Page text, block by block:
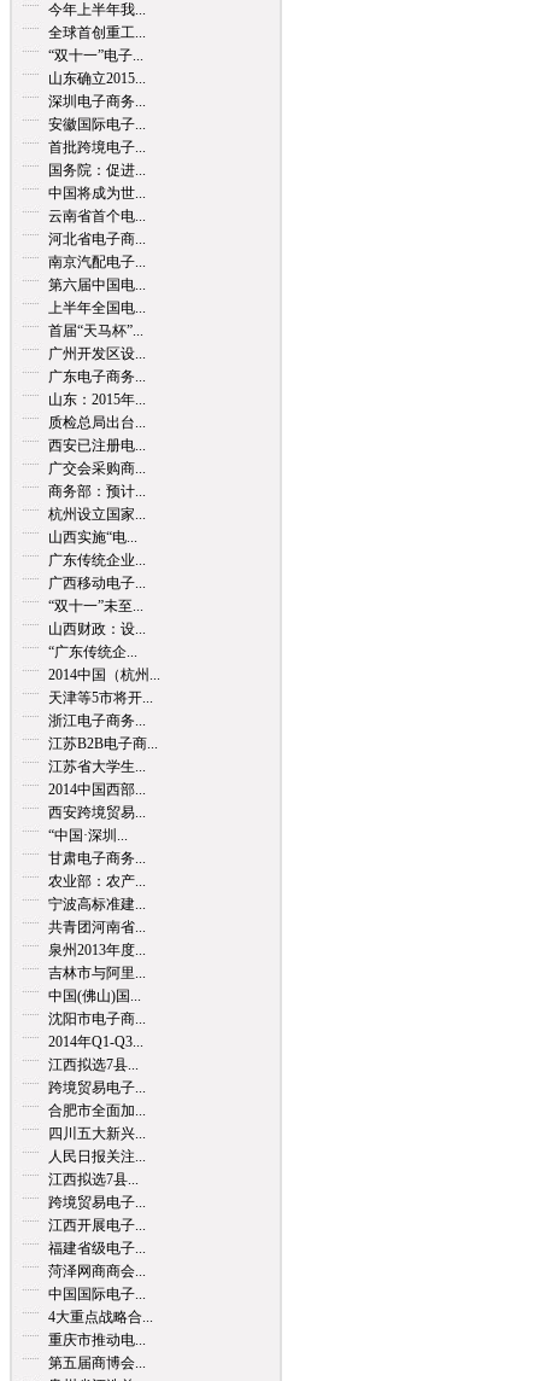
今年上半年我...
全球首创重工...
“双十一”电子...
山东确立2015...
深圳电子商务...
安徽国际电子...
首批跨境电子...
国务院：促进...
中国将成为世...
云南省首个电...
河北省电子商...
南京汽配电子...
第六届中国电...
上半年全国电...
首届“天马杯”...
广州开发区设...
广东电子商务...
山东：2015年...
质检总局出台...
西安已注册电...
广交会采购商...
商务部：预计...
杭州设立国家...
山西实施“电...
广东传统企业...
广西移动电子...
“双十一”未至...
山西财政：设...
“广东传统企...
2014中国（杭州...
天津等5市将开...
浙江电子商务...
江苏B2B电子商...
江苏省大学生...
2014中国西部...
西安跨境贸易...
“中国·深圳...
甘肃电子商务...
农业部：农产...
宁波高标准建...
共青团河南省...
泉州2013年度...
吉林市与阿里...
中国(佛山)国...
沈阳市电子商...
2014年Q1-Q3...
江西拟选7县...
跨境贸易电子...
合肥市全面加...
四川五大新兴...
人民日报关注...
江西拟选7县...
跨境贸易电子...
江西开展电子...
福建省级电子...
菏泽网商商会...
中国国际电子...
4大重点战略合...
重庆市推动电...
第五届商博会...